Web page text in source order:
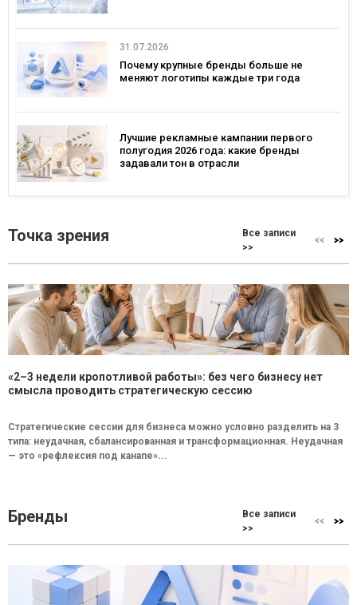
31.07.2026
Почему крупные бренды больше не
меняют логотипы каждые три года
Лучшие рекламные кампании первого
полугодия 2026 года: какие бренды
задавали тон в отрасли
Точка зрения
Все записи
>>
«2–3 недели кропотливой работы»: без чего бизнесу нет
смысла проводить стратегическую сессию
Стратегические сессии для бизнеса можно условно разделить на 3
типа: неудачная, сбалансированная и трансформационная. Неудачная
— это «рефлексия под канапе»...
Бренды
Все записи
>>